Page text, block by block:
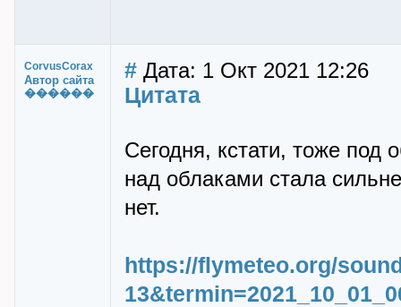
CorvusCorax
Автор сайта
������
# Дата: 1 Окт 2021 12:26
Цитата
Сегодня, кстати, тоже под
над облаками стала
нет.
https://flymeteo.org/